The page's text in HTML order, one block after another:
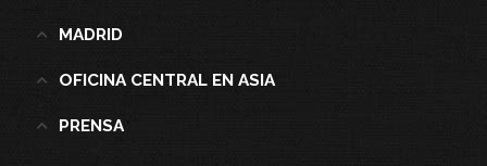
MADRID
OFICINA CENTRAL EN ASIA
PRENSA